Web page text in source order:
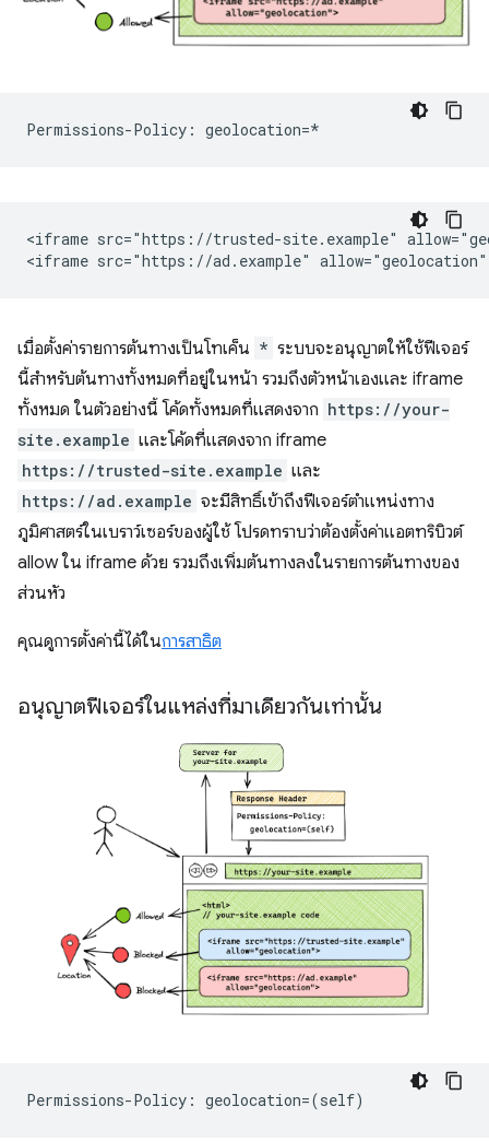
<iframe src="https://trusted-site.example"
เมื่อตั้งค่ารายการต้นทางเป็นโทเค็น * ระบบจะอนุญาตให้ใช้ฟีเจอร์
นี้สำหรับต้นทางทั้งหมดที่อยู่ในหน้า รวมถึงตัวหน้าเองและ iframe
ทั้งหมด ในตัวอย่างนี้ โค้ดทั้งหมดที่แสดงจาก https://your-
site.example และโค้ดที่แสดงจาก iframe
https://trusted-site.example และ
https://ad.example จะมีสิทธิ์เข้าถึงฟีเจอร์ตำแหน่งทาง
ภูมิศาสตร์ในเบราว์เซอร์ของผู้ใช้ โปรดทราบว่าต้องตั้งค่าแอตทริบิวต์
allow ใน iframe ด้วย รวมถึงเพิ่มต้นทางลงในรายการต้นทางของ
ส่วนหัว
คุณดูการตั้งค่านี้ได้ในการสาธิต
อนุญาตฟีเจอร์ในแหล่งที่มาเดียวกันเท่านั้น